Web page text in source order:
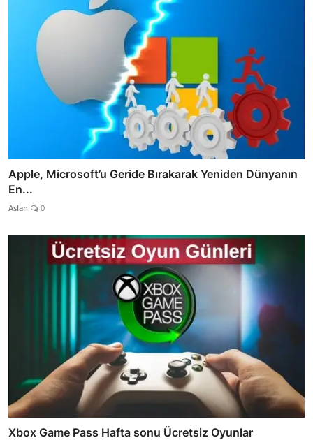
Apple, Microsoft’u Geride Bırakarak Yeniden Dünyanın
En...
Aslan 0
Xbox Game Pass Hafta sonu Ücretsiz Oyunlar